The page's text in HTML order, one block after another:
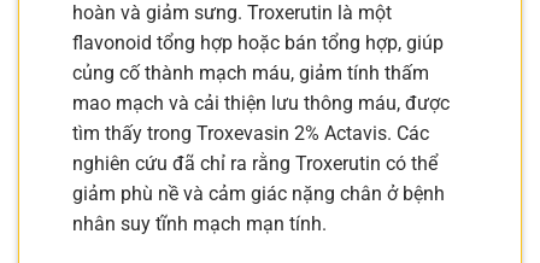
hoàn và giảm sưng. Troxerutin là một
flavonoid tổng hợp hoặc bán tổng hợp, giúp
củng cố thành mạch máu, giảm tính thấm
mao mạch và cải thiện lưu thông máu, được
tìm thấy trong Troxevasin 2% Actavis. Các
nghiên cứu đã chỉ ra rằng Troxerutin có thể
giảm phù nề và cảm giác nặng chân ở bệnh
nhân suy tĩnh mạch mạn tính.